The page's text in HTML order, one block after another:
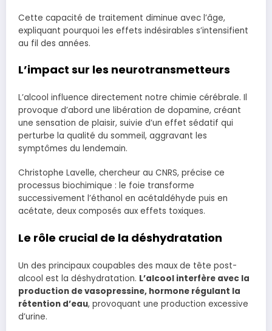
Cette capacité de traitement diminue avec l’âge,
expliquant pourquoi les effets indésirables s’intensifient
au fil des années.
L’impact sur les neurotransmetteurs
L’alcool influence directement notre chimie cérébrale. Il
provoque d’abord une libération de dopamine, créant
une sensation de plaisir, suivie d’un effet sédatif qui
perturbe la qualité du sommeil, aggravant les
symptômes du lendemain.
Christophe Lavelle, chercheur au CNRS, précise ce
processus biochimique : le foie transforme
successivement l’éthanol en acétaldéhyde puis en
acétate, deux composés aux effets toxiques.
Le rôle crucial de la déshydratation
Un des principaux coupables des maux de tête post-
alcool est la déshydratation. L’alcool interfère avec la
production de vasopressine, hormone régulant la
rétention d’eau, provoquant une production excessive
d’urine.